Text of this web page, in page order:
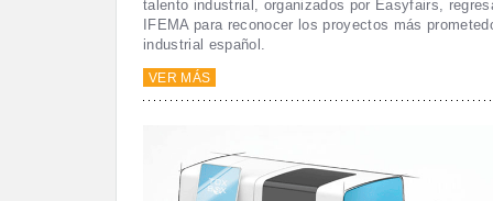
talento industrial, organizados por Easyfairs,
IFEMA para reconocer los proyectos más
industrial español.
VER MÁS